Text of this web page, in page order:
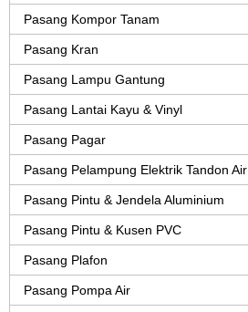
Pasang Kompor Tanam
Pasang Kran
Pasang Lampu Gantung
Pasang Lantai Kayu & Vinyl
Pasang Pagar
Pasang Pelampung Elektrik Tandon Air
Pasang Pintu & Jendela Aluminium
Pasang Pintu & Kusen PVC
Pasang Plafon
Pasang Pompa Air